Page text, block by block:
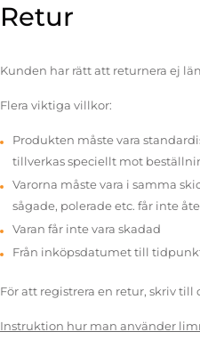
Retur
Kunden har rätt att returnera ej
Flera viktiga villkor:
Produkten måste vara
tillverkas speciellt mot
Varorna måste vara i samma
sågade, polerade etc. får inte
Varan får inte vara skadad
Från inköpsdatumet till
För att registrera en retur, skriv till
Instruktion hur man använder